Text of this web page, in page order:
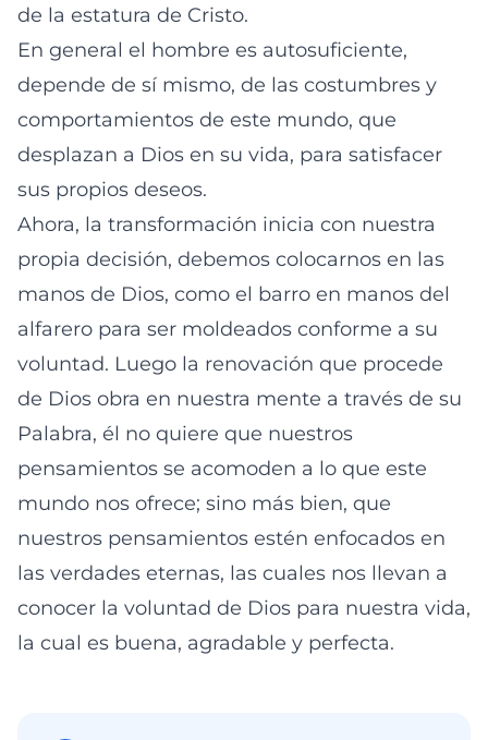
de la estatura de Cristo.
En general el hombre es autosuficiente,
depende de sí mismo, de las costumbres y
comportamientos de este mundo, que
desplazan a Dios en su vida, para satisfacer
sus propios deseos.
Ahora, la transformación inicia con nuestra
propia decisión, debemos colocarnos en las
manos de Dios, como el barro en manos del
alfarero para ser moldeados conforme a su
voluntad. Luego la renovación que procede
de Dios obra en nuestra mente a través de su
Palabra, él no quiere que nuestros
pensamientos se acomoden a lo que este
mundo nos ofrece; sino más bien, que
nuestros pensamientos estén enfocados en
las verdades eternas, las cuales nos llevan a
conocer la voluntad de Dios para nuestra vida,
la cual es buena, agradable y perfecta.